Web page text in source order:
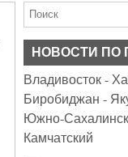
НОВОСТИ ПО
Владивосток-
Биробиджан -
Южно-Сахалинск
Камчатский